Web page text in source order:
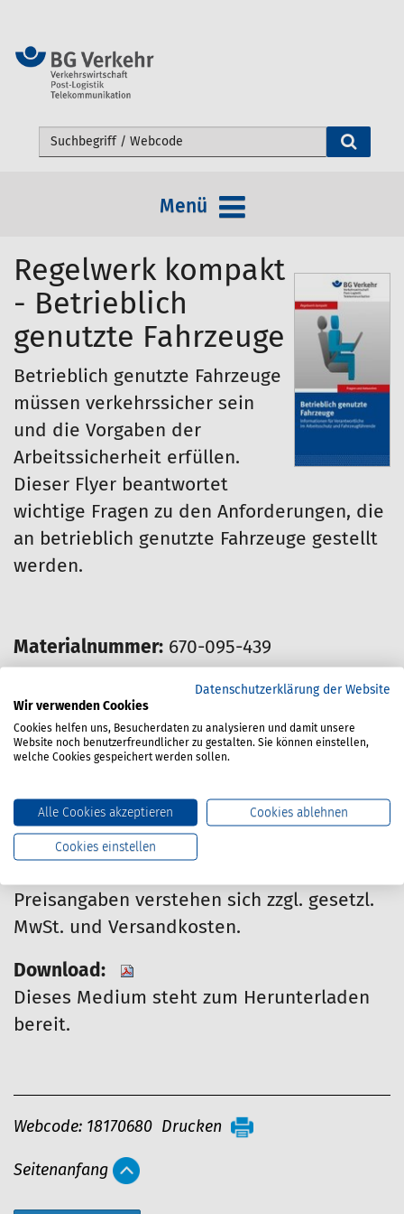
Webseite durchsuchen
Menü
Regelwerk kompakt
- Betrieblich
genutzte Fahrzeuge
Betrieblich genutzte Fahrzeuge
müssen verkehrssicher sein
und die Vorgaben der
Arbeitssicherheit erfüllen.
Dieser Flyer beantwortet
wichtige Fragen zu den Anforderungen, die
an betrieblich genutzte Fahrzeuge gestellt
werden.
Materialnummer: 670-095-439
Preis für Mitglieder:
0.00 Euro
Dieser Artikel kann nur von Mitgliedern
bestellt werden.
Preisangaben verstehen sich zzgl. gesetzl.
MwSt. und Versandkosten.
Download:
Dieses Medium steht zum Herunterladen
bereit.
A
t
i
Webcode: 18170680 Drucken
Seitenanfang
Datenschutzerklärung der Website
Wir verwenden Cookies
Cookies helfen uns, Besucherdaten zu analysieren und damit unsere
Website noch benutzerfreundlicher zu gestalten. Sie können einstellen,
welche Cookies gespeichert werden sollen.
Alle Cookies akzeptieren Cookies ablehnen
Cookies einstellen